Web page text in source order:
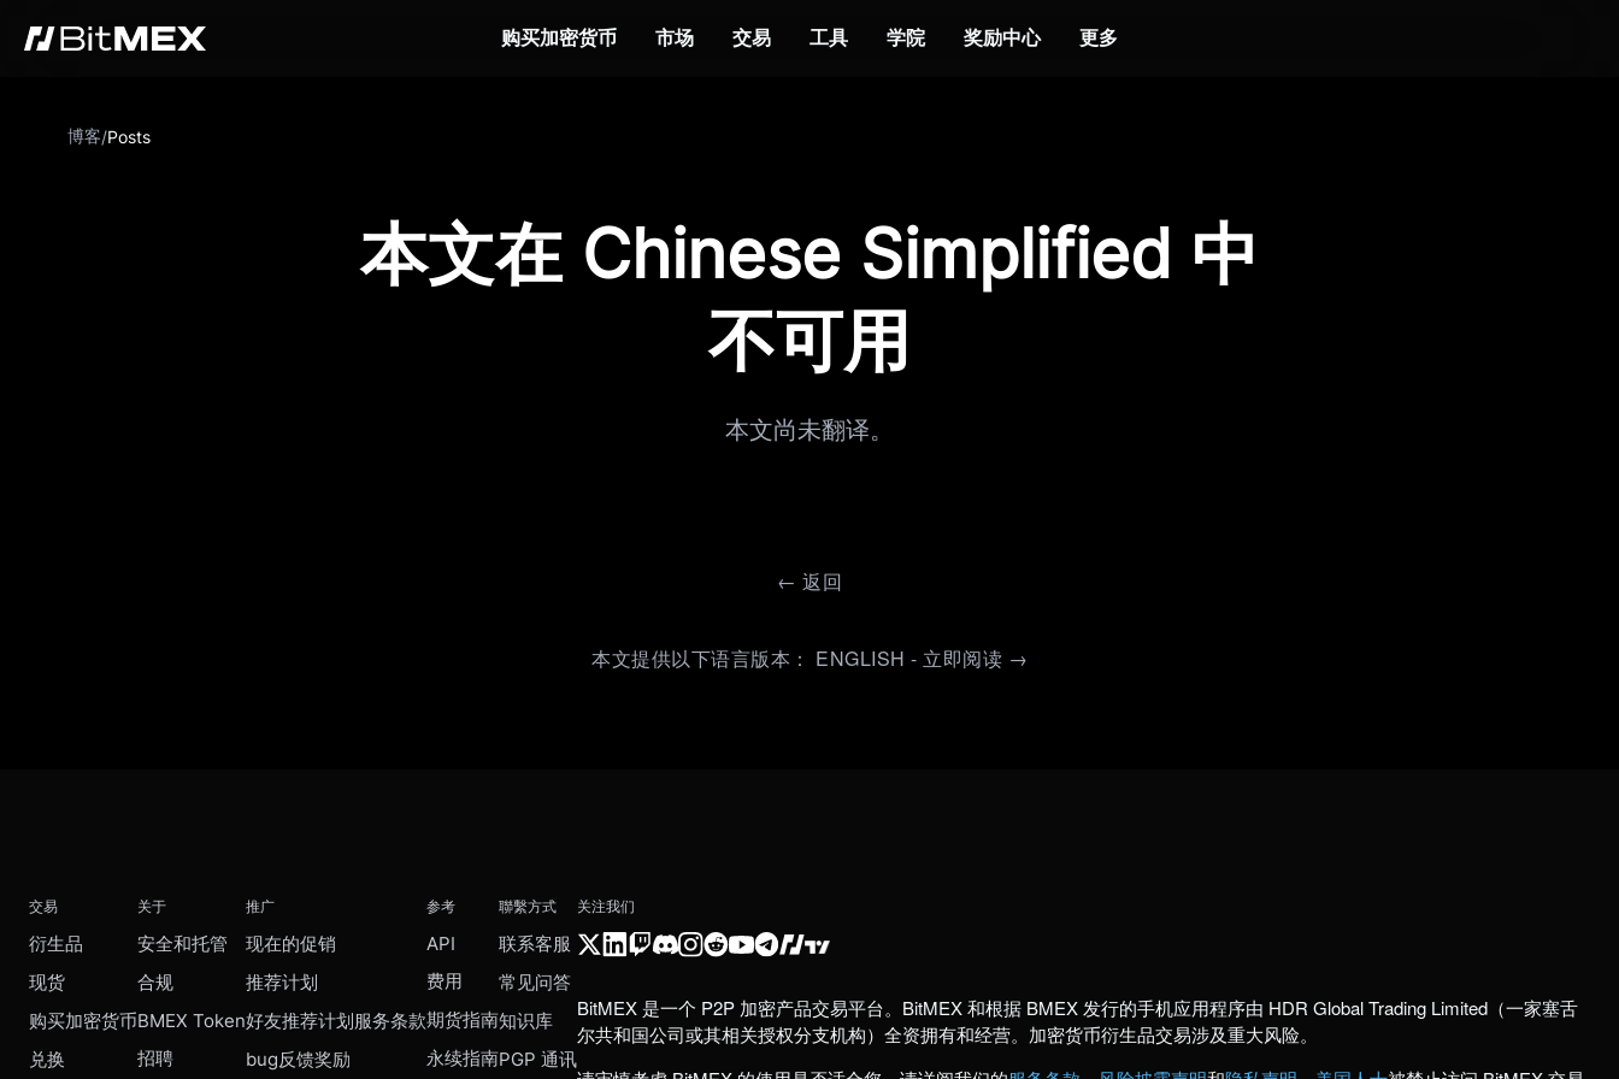
购买加密货币 市场 交易 工具 学院 奖励中心 更多
博客/Posts
本文在 Chinese Simplified 中
不可用
本文尚未翻译。
← 返回
本文提供以下语言版本： ENGLISH - 立即阅读 →
交易
衍生品
现货
购买加密货币
兑换
关于
安全和托管
合规
BMEX Token
招聘
推广
现在的促销
推荐计划
好友推荐计划服务条款
bug反馈奖励
参考
API
费用
期货指南
永续指南
聯繫方式
联系客服
常见问答
知识库
PGP 通讯
关注我们
BitMEX 是一个 P2P 加密产品交易平台。BitMEX 和根据 BMEX 发行的手机应用程序由 HDR Global Trading Limited（一家塞舌
尔共和国公司或其相关授权分支机构）全资拥有和经营。加密货币衍生品交易涉及重大风险。